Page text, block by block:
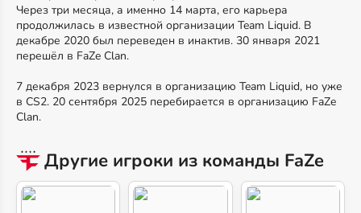
Через три месяца, а именно 14 марта, его карьера
продолжилась в известной организации Team Liquid. В
декабре 2020 был переведен в инактив. 30 января 2021
перешёл в FaZe Clan.
7 декабря 2023 вернулся в организацию Team Liquid, но уже
в CS2. 20 сентября 2025 перебирается в организацию FaZe
Clan.
Другие игроки из команды FaZe